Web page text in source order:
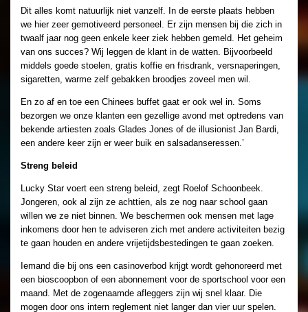
Dit alles komt natuurlijk niet vanzelf. In de eerste plaats hebben
we hier zeer gemotiveerd personeel. Er zijn mensen bij die zich in
twaalf jaar nog geen enkele keer ziek hebben gemeld. Het geheim
van ons succes? Wij leggen de klant in de watten. Bijvoorbeeld
middels goede stoelen, gratis koffie en frisdrank, versnaperingen,
sigaretten, warme zelf gebakken broodjes zoveel men wil.
En zo af en toe een Chinees buffet gaat er ook wel in. Soms
bezorgen we onze klanten een gezellige avond met optredens van
bekende artiesten zoals Glades Jones of de illusionist Jan Bardi,
een andere keer zijn er weer buik en salsadanseressen.’
Streng beleid
Lucky Star voert een streng beleid, zegt Roelof Schoonbeek.
Jongeren, ook al zijn ze achttien, als ze nog naar school gaan
willen we ze niet binnen. We beschermen ook mensen met lage
inkomens door hen te adviseren zich met andere activiteiten bezig
te gaan houden en andere vrijetijdsbestedingen te gaan zoeken.
Iemand die bij ons een casinoverbod krijgt wordt gehonoreerd met
een bioscoopbon of een abonnement voor de sportschool voor een
maand. Met de zogenaamde afleggers zijn wij snel klaar. Die
mogen door ons intern reglement niet langer dan vier uur spelen.